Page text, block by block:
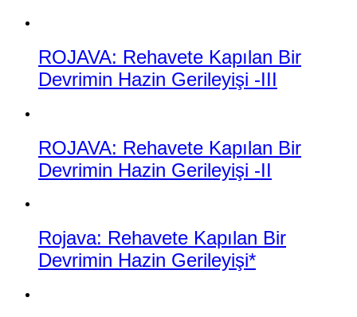
ROJAVA: Rehavete Kapılan Bir
Devrimin Hazin Gerileyişi -III
ROJAVA: Rehavete Kapılan Bir
Devrimin Hazin Gerileyişi -II
Rojava: Rehavete Kapılan Bir
Devrimin Hazin Gerileyişi*